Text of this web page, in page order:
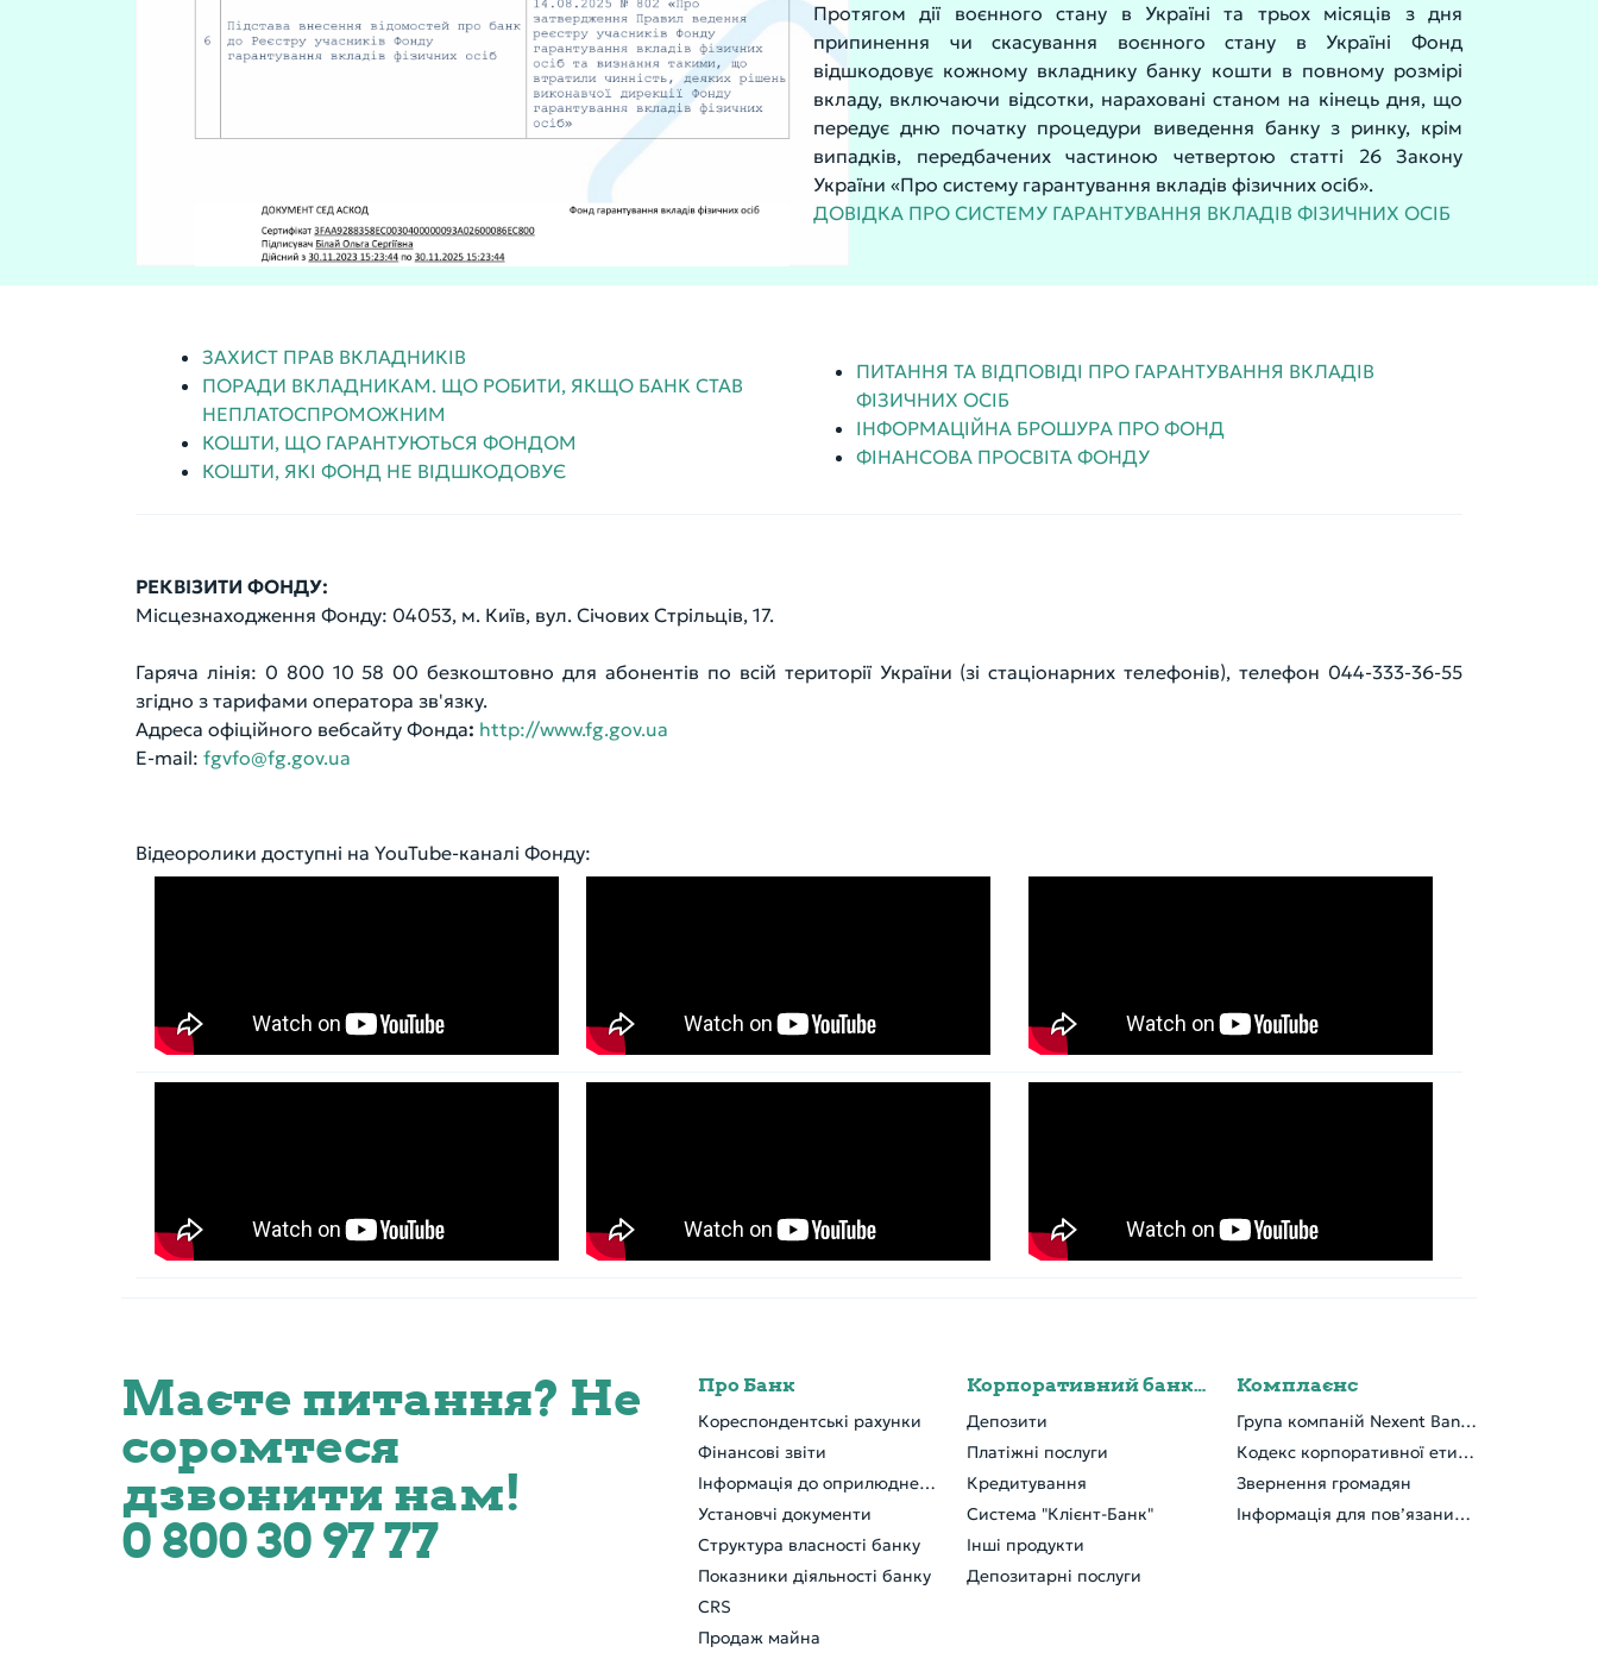
Протягом дії воєнного стану в Україні та трьох місяців з дня
припинення чи скасування воєнного стану в Україні Фонд
відшкодовує кожному вкладнику банку кошти в повному розмірі
вкладу, включаючи відсотки, нараховані станом на кінець дня, що
передує дню початку процедури виведення банку з ринку, крім
випадків, передбачених частиною четвертою статті 26 Закону
України «Про систему гарантування вкладів фізичних осіб».
ДОВІДКА ПРО СИСТЕМУ ГАРАНТУВАННЯ ВКЛАДІВ ФІЗИЧНИХ ОСІБ
ЗАХИСТ ПРАВ ВКЛАДНИКІВ
ПОРАДИ ВКЛАДНИКАМ. ЩО РОБИТИ, ЯКЩО БАНК СТАВ
НЕПЛАТОСПРОМОЖНИМ
КОШТИ, ЩО ГАРАНТУЮТЬСЯ ФОНДОМ
КОШТИ, ЯКІ ФОНД НЕ ВІДШКОДОВУЄ
ПИТАННЯ ТА ВІДПОВІДІ ПРО ГАРАНТУВАННЯ ВКЛАДІВ
ФІЗИЧНИХ ОСІБ
ІНФОРМАЦІЙНА БРОШУРА ПРО ФОНД
ФІНАНСОВА ПРОСВІТА ФОНДУ
РЕКВІЗИТИ ФОНДУ:
Місцезнаходження Фонду: 04053, м. Київ, вул. Січових Стрільців, 17.
Гаряча лінія: 0 800 10 58 00 безкоштовно для абонентів по всій території України (зі стаціонарних телефонів), телефон 044-333-36-55
згідно з тарифами оператора зв'язку.
Адреса офіційного вебсайту Фонда: http://www.fg.gov.ua
E-mail: fgvfo@fg.gov.ua
Відеоролики доступні на YouTube-каналі Фонду:
Маєте питання? Не
соромтеся
дзвонити нам!
0 800 30 97 77
Про Банк
Кореспондентські рахунки
Фінансові звіти
Інформація до оприлюднення
Установчі документи
Структура власності банку
Показники діяльності банку
CRS
Продаж майна
Корпоративний банкінг
Депозити
Платіжні послуги
Кредитування
Система "Клієнт-Банк"
Інші продукти
Депозитарні послуги
Комплаєнс
Група компаній Nexent Bank NV
Кодекс корпоративної етики
Звернення громадян
Інформація для пов’язаних осіб